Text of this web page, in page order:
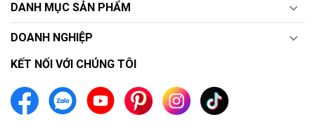
AI Sound Pro sẽ pha trộn âm thanh sau đó tạo ra
các hiệu ứng vòm ảo 9.1.2. Từ đó tăng cường sự
đưa bạn và gia đình đắm chìm vào thế giới âm
thanh đầy lôi cuốn.
DANH MỤC SẢN PHẨM
DOANH NGHIỆP
KẾT NỐI VỚI CHÚNG TÔI